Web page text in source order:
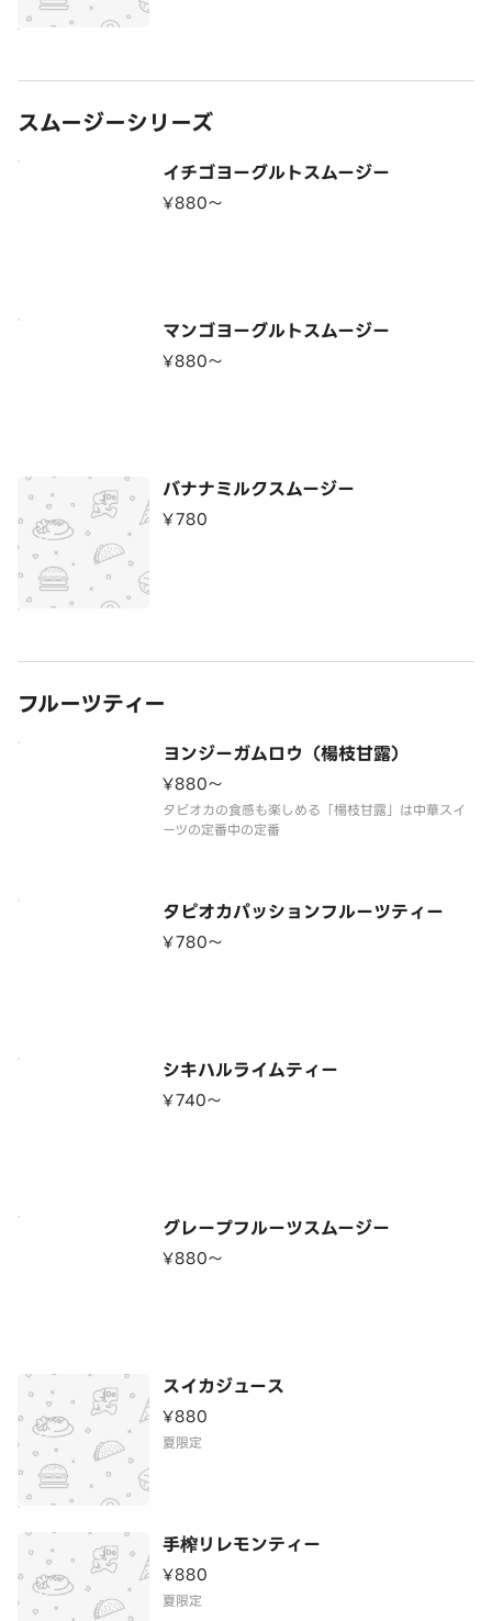
スムージーシリーズ
イチゴヨーグルトスムージー
¥880〜
マンゴヨーグルトスムージー
¥880〜
バナナミルクスムージー
¥780
フルーツティー
ヨンジーガムロウ（楊枝甘露）
¥880〜
タピオカの食感も楽しめる「楊枝甘露」は中華スイ
ーツの定番中の定番
タピオカパッションフルーツティー
¥780〜
シキハルライムティー
¥740〜
グレープフルーツスムージー
¥880〜
スイカジュース
¥880
夏限定
手榨リレモンティー
¥880
夏限定